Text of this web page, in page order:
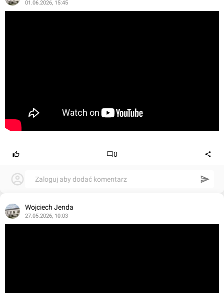
01.06.2026, 15:45
0
Zaloguj aby dodać komentarz
Wojciech Jenda
27.05.2026, 10:03